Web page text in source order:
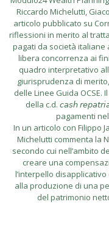
Riccardo Michelutti,
articolo pubblicato su
riflessioni in merito al
pagati da società italiane
libera concorrenza ai
quadro interpretativo
giurisprudenza di
delle Linee Guida
della c.d. 𝘤𝘢𝘴𝘩
pagamenti
In un articolo con Filippo
Michelutti commenta la
secondo cui nell’ambito
creare una
l’interpello
alla produzione di una
del patrimonio